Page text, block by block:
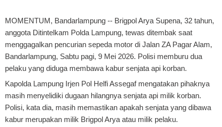
MOMENTUM, Bandarlampung -- Brigpol Arya Supena, 32 tahun,
anggota Ditintelkam Polda Lampung, tewas ditembak saat
menggagalkan pencurian sepeda motor di Jalan ZA Pagar Alam,
Bandarlampung, Sabtu pagi, 9 Mei 2026. Polisi memburu dua
pelaku yang diduga membawa kabur senjata api korban.
Kapolda Lampung Irjen Pol Helfi Assegaf mengatakan pihaknya
masih menyelidiki dugaan hilangnya senjata api milik korban.
Polisi, kata dia, masih memastikan apakah senjata yang dibawa
kabur merupakan milik Brigpol Arya atau milik pelaku.